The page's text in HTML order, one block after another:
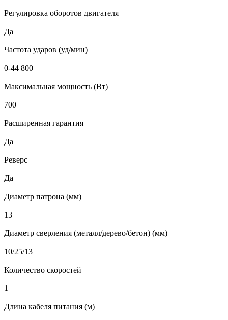
Регулировка оборотов двигателя
Да
Частота ударов (уд/мин)
0-44 800
Максимальная мощность (Вт)
700
Расширенная гарантия
Да
Реверс
Да
Диаметр патрона (мм)
13
Диаметр сверления (металл/дерево/бетон) (мм)
10/25/13
Количество скоростей
1
Длина кабеля питания (м)